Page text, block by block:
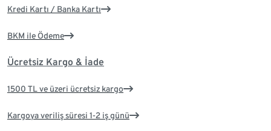
Kredi Kartı / Banka Kartı
BKM ile Ödeme
Ücretsiz Kargo & İade
1500 TL ve üzeri ücretsiz kargo
Kargoya veriliş süresi 1-2 iş günü